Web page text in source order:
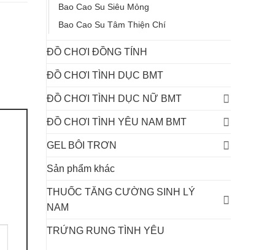
Bao Cao Su Siêu Mỏng
Bao Cao Su Tâm Thiện Chí
ĐỒ CHƠI ĐỒNG TÍNH
ĐỒ CHƠI TÌNH DỤC BMT
ĐỒ CHƠI TÌNH DỤC NỮ BMT
ĐỒ CHƠI TÌNH YÊU NAM BMT
GEL BÔI TRƠN
Sản phẩm khác
THUỐC TĂNG CƯỜNG SINH LÝ
NAM
TRỨNG RUNG TÌNH YÊU